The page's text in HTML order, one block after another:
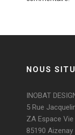
NOUS
INOBAT
5 Rue
ZA Espace
85190 Aizenay